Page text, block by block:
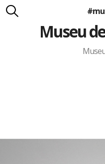
Suma't
Carlota Royo
Francesca Barcellona
Museu